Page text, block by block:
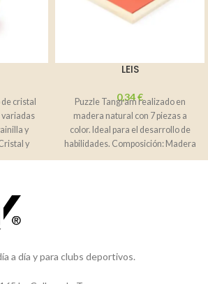
cristal
variadas
y
y
LEIS
0,34€
Puzzle Tangram realizado en
madera natural con 7 piezas a
color. Ideal para el desarrollo de
habilidades. Composición: Madera
Observaciones:
a día y para clubs deportivos.